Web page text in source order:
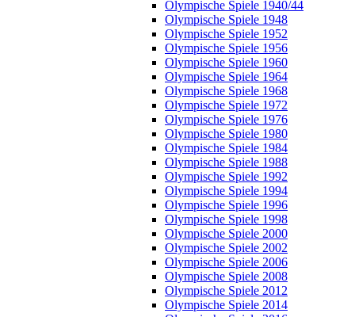
Olympische Spiele 1940/44
Olympische Spiele 1948
Olympische Spiele 1952
Olympische Spiele 1956
Olympische Spiele 1960
Olympische Spiele 1964
Olympische Spiele 1968
Olympische Spiele 1972
Olympische Spiele 1976
Olympische Spiele 1980
Olympische Spiele 1984
Olympische Spiele 1988
Olympische Spiele 1992
Olympische Spiele 1994
Olympische Spiele 1996
Olympische Spiele 1998
Olympische Spiele 2000
Olympische Spiele 2002
Olympische Spiele 2006
Olympische Spiele 2008
Olympische Spiele 2012
Olympische Spiele 2014